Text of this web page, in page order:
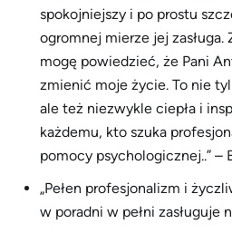
spokojniejszy i po prostu
ogromnej mierze jej zasługa.
mogę powiedzieć, że Pani
zmienić moje życie. To nie
ale też niezwykle ciepła i
każdemu, kto szuka
pomocy psychologicznej..” –
„Pełen profesjonalizm i
w poradni w pełni zasługuje